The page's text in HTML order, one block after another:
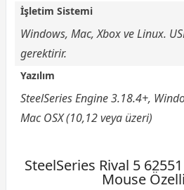
İşletim Sistemi
Windows, Mac, Xbox ve Linux.
gerektirir.
Yazılım
SteelSeries Engine 3.18.4+,
Mac OSX (10,12 veya üzeri)
SteelSeries Rival 5
Mouse